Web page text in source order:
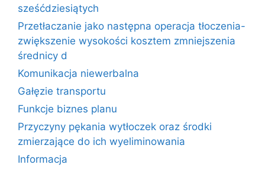
sześćdziesiątych
Przetłaczanie jako następna operacja tłoczenia-
zwiększenie wysokości kosztem zmniejszenia
średnicy d
Komunikacja niewerbalna
Gałęzie transportu
Funkcje biznes planu
Przyczyny pękania wytłoczek oraz środki
zmierzające do ich wyeliminowania
Informacja